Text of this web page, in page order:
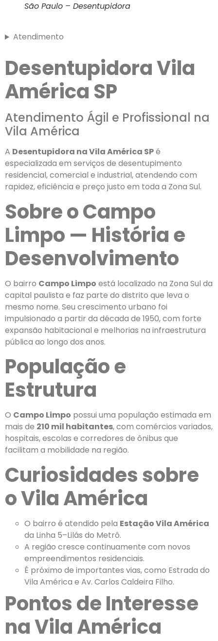
São Paulo – Desentupidora
Atendimento
Desentupidora Vila
América SP
Atendimento Ágil e Profissional na
Vila América
A Desentupidora na Vila América SPé
especializada em serviços de desentupimento
residencial, comercial e industrial, atendendo com
rapidez, eficiência e preço justo em toda a Zona Sul.
Sobre o Campo
Limpo — História e
Desenvolvimento
O bairro Campo Limpo está localizado na Zona Sul da
capital paulista e faz parte do distrito que leva o
mesmo nome. Seu crescimento urbano foi
impulsionado a partir da década de 1950, com forte
expansão habitacional e melhorias na infraestrutura
pública ao longo dos anos.
População e
Estrutura
O Campo Limpo possui uma população estimada em
mais de 210 mil habitantes, com comércios variados,
hospitais, escolas e corredores de ônibus que
facilitam a mobilidade na região.
Curiosidades sobre
o Vila América
O bairro é atendido pela Estação Vila América
da Linha 5–Lilás do Metrô.
A região cresce continuamente com novos
empreendimentos residenciais.
É próximo de importantes vias, como Estrada do
Vila América e Av. Carlos Caldeira Filho.
Pontos de Interesse
na Vila América